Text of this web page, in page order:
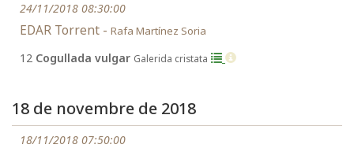
24/11/2018 08:30:00
EDAR Torrent - Rafa Martínez Soria
12 Cogullada vulgar Galerida cristata
18 de novembre de 2018
18/11/2018 07:50:00